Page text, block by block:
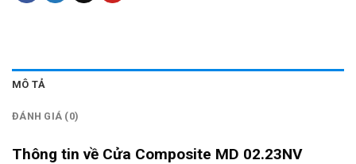
MÔ TẢ
ĐÁNH GIÁ (0)
Thông tin về Cửa Composite MD 02.23NV